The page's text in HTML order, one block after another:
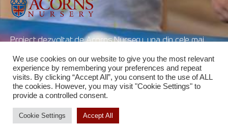
Proiect dezvoltat de Acorns Nursery, una din cele mai
funcționează exclusiv pe curricula educațională britanică.
We use cookies on our website to give you the most relevant
experience by remembering your preferences and repeat
visits. By clicking “Accept All”, you consent to the use of ALL
the cookies. However, you may visit "Cookie Settings" to
provide a controlled consent.
Cookie Settings Accept All